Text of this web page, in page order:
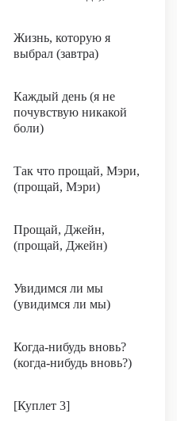
Жизнь, которую я
выбрал (завтра)
Каждый день (я не
почувствую никакой
боли)
Так что прощай, Мэри,
(прощай, Мэри)
Прощай, Джейн,
(прощай, Джейн)
Увидимся ли мы
(увидимся ли мы)
Когда-нибудь вновь?
(когда-нибудь вновь?)
[Куплет 3]